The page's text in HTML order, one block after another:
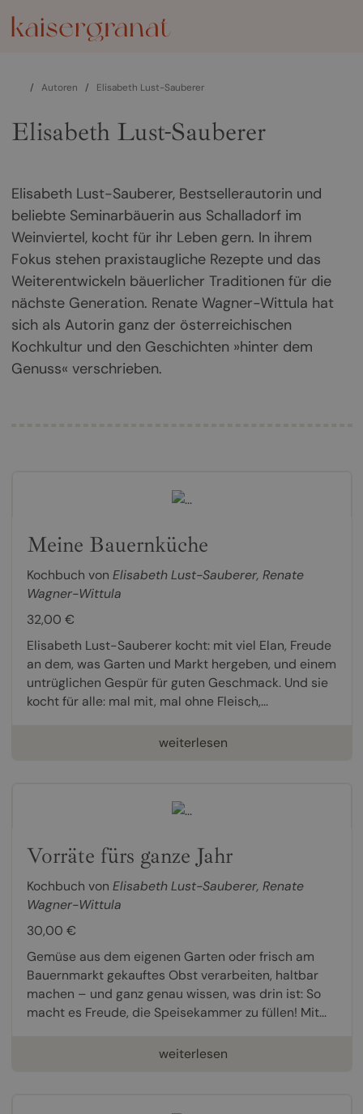
/ Autoren / Elisabeth Lust-Sauberer
Elisabeth Lust-Sauberer
Elisabeth Lust-Sauberer, Bestsellerautorin und
beliebte Seminarbäuerin aus Schalladorf im
Weinviertel, kocht für ihr Leben gern. In ihrem
Fokus stehen praxistaugliche Rezepte und das
Weiterentwickeln bäuerlicher Traditionen für die
nächste Generation. Renate Wagner-Wittula hat
sich als Autorin ganz der österreichischen
Kochkultur und den Geschichten »hinter dem
Genuss« verschrieben.
Meine Bauernküche
Kochbuch von Elisabeth Lust-Sauberer, Renate
Wagner-Wittula
32,00 €
Elisabeth Lust-Sauberer kocht: mit viel Elan, Freude
an dem, was Garten und Markt hergeben, und einem
untrüglichen Gespür für guten Geschmack. Und sie
kocht für alle: mal mit, mal ohne Fleisch,...
weiterlesen
Vorräte fürs ganze Jahr
Kochbuch von Elisabeth Lust-Sauberer, Renate
Wagner-Wittula
30,00 €
Gemüse aus dem eigenen Garten oder frisch am
Bauernmarkt gekauftes Obst verarbeiten, haltbar
machen – und ganz genau wissen, was drin ist: So
macht es Freude, die Speisekammer zu füllen! Mit...
weiterlesen